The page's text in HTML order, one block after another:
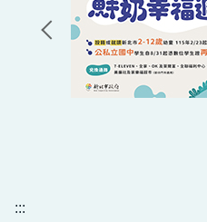
全國教師在職進修資訊網
樹中教職員T帳號登入
:::